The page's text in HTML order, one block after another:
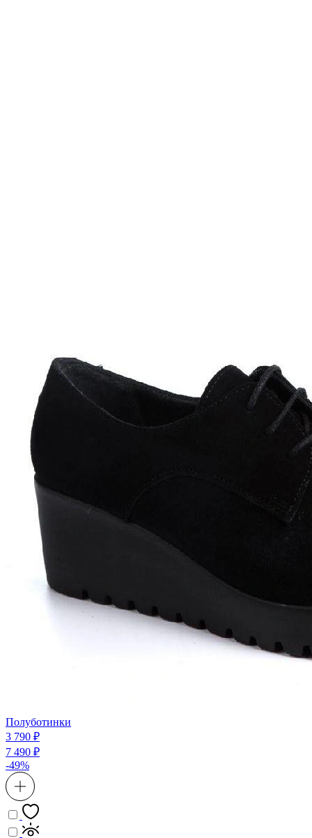
Полуботинки
3 790 ₽
7 490 ₽
-49%